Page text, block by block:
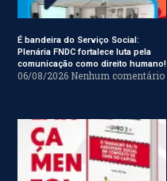
É bandeira do Serviço Social:
Plenária FNDC fortalece luta pela
comunicação como direito humano!
06/08/2026 Nenhum comentário